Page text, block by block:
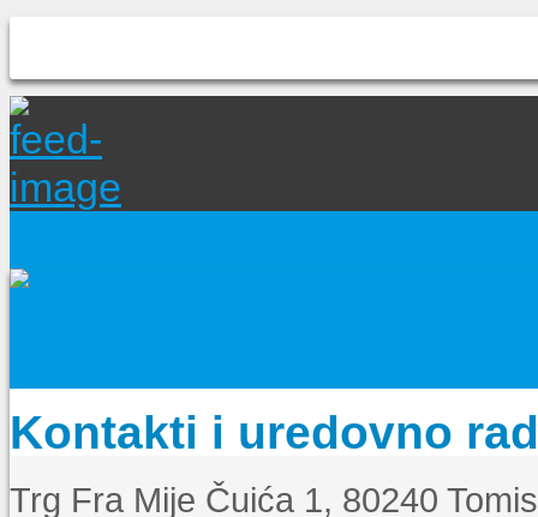
Kontakti i uredovno
Trg Fra Mije Čuića 1, 80240